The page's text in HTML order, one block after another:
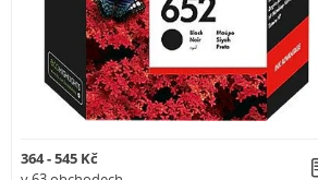
364 - 545 Kč